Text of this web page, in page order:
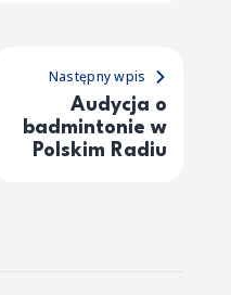
Następny wpis
Audycja o
badmintonie w
Polskim Radiu